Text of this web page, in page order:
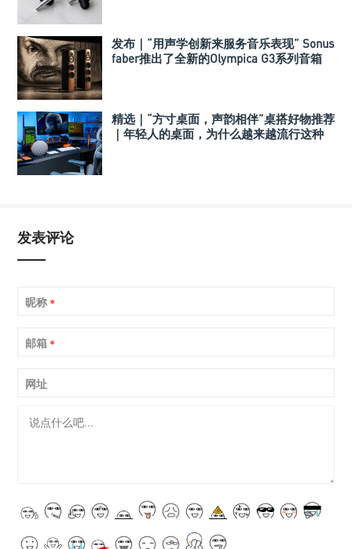
发布｜“用声学创新来服务音乐表现” Sonus
faber推出了全新的Olympica G3系列音箱
精选｜“方寸桌面，声韵相伴”桌搭好物推荐
｜年轻人的桌面，为什么越来越流行这种
发表评论
昵称 *
邮箱 *
网址